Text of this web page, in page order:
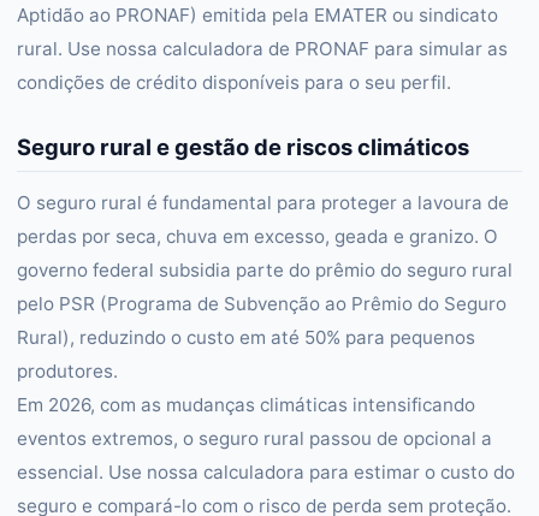
Aptidão ao PRONAF) emitida pela EMATER ou sindicato
rural. Use nossa calculadora de PRONAF para simular as
condições de crédito disponíveis para o seu perfil.
Seguro rural e gestão de riscos climáticos
O seguro rural é fundamental para proteger a lavoura de
perdas por seca, chuva em excesso, geada e granizo. O
governo federal subsidia parte do prêmio do seguro rural
pelo PSR (Programa de Subvenção ao Prêmio do Seguro
Rural), reduzindo o custo em até 50% para pequenos
produtores.
Em 2026, com as mudanças climáticas intensificando
eventos extremos, o seguro rural passou de opcional a
essencial. Use nossa calculadora para estimar o custo do
seguro e compará-lo com o risco de perda sem proteção.